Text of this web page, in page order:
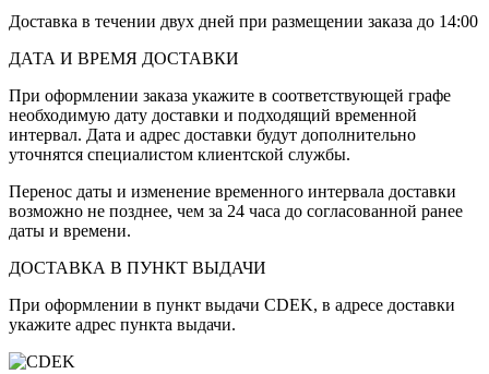
Доставка в течении двух дней при размещении заказа до 14:00
ДАТА И ВРЕМЯ ДОСТАВКИ
При оформлении заказа укажите в соответствующей графе
необходимую дату доставки и подходящий временной
интервал. Дата и адрес доставки будут дополнительно
уточнятся специалистом клиентской службы.
Перенос даты и изменение временного интервала доставки
возможно не позднее, чем за 24 часа до согласованной ранее
даты и времени.
ДОСТАВКА В ПУНКТ ВЫДАЧИ
При оформлении в пункт выдачи CDEK, в адресе доставки
укажите адрес пункта выдачи.